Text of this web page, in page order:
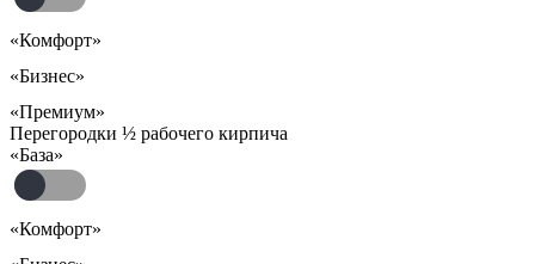
«Комфорт»
«Бизнес»
«Премиум»
Перегородки ½ рабочего кирпича
«База»
«Комфорт»